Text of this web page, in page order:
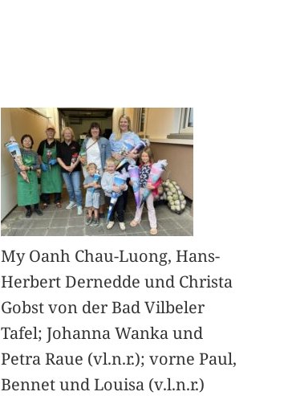
My Oanh Chau-Luong, Hans-
Herbert Dernedde und Christa
Gobst von der Bad Vilbeler
Tafel; Johanna Wanka und
Petra Raue (vl.n.r.); vorne Paul,
Bennet und Louisa (v.l.n.r.)